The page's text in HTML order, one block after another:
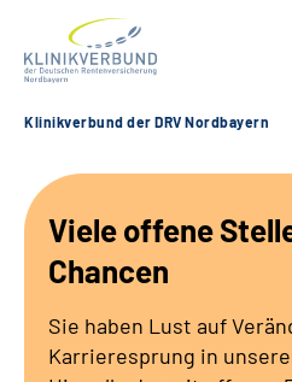
Behandlungsangebot
Karriere
Klinikverbund der DRV Nordbayern
Viele offene
Chancen
Sie haben Lust auf
Karrieresprung in